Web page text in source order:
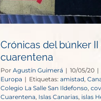
Crónicas del búnker II
cuarentena
Por Agustín Guimerá | 10/05/20 |
Europa | Etiquetas: amistad
Colegio La Salle San Ildefonso,
Cuarentena Islas Canarias islas